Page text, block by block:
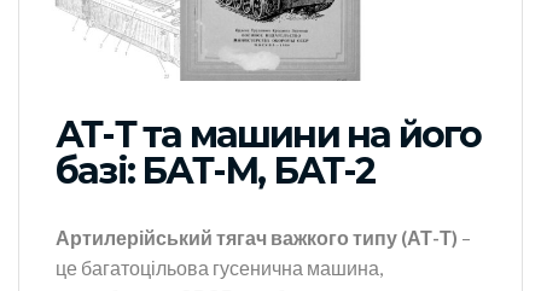
АТ-Т та машини на його
базі: БАТ-М, БАТ-2
Артилерійський тягач важкого типу (АТ-Т) –
це багатоцільова гусенична машина,